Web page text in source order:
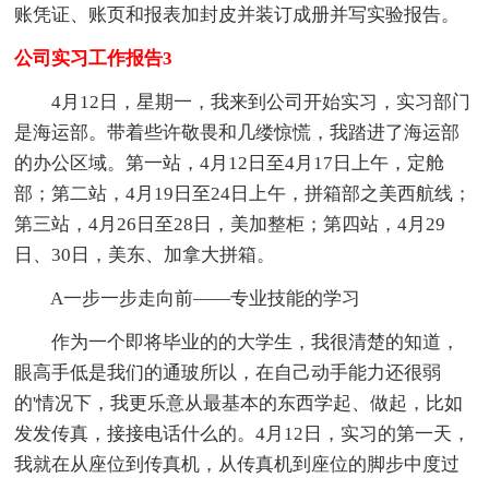
账凭证、账页和报表加封皮并装订成册并写实验报告。
公司实习工作报告3
4月12日，星期一，我来到公司开始实习，实习部门
是海运部。带着些许敬畏和几缕惊慌，我踏进了海运部
的办公区域。第一站，4月12日至4月17日上午，定舱
部；第二站，4月19日至24日上午，拼箱部之美西航线；
第三站，4月26日至28日，美加整柜；第四站，4月29
日、30日，美东、加拿大拼箱。
A一步一步走向前——专业技能的学习
作为一个即将毕业的的大学生，我很清楚的知道，
眼高手低是我们的通玻所以，在自己动手能力还很弱
的'情况下，我更乐意从最基本的东西学起、做起，比如
发发传真，接接电话什么的。4月12日，实习的第一天，
我就在从座位到传真机，从传真机到座位的脚步中度过